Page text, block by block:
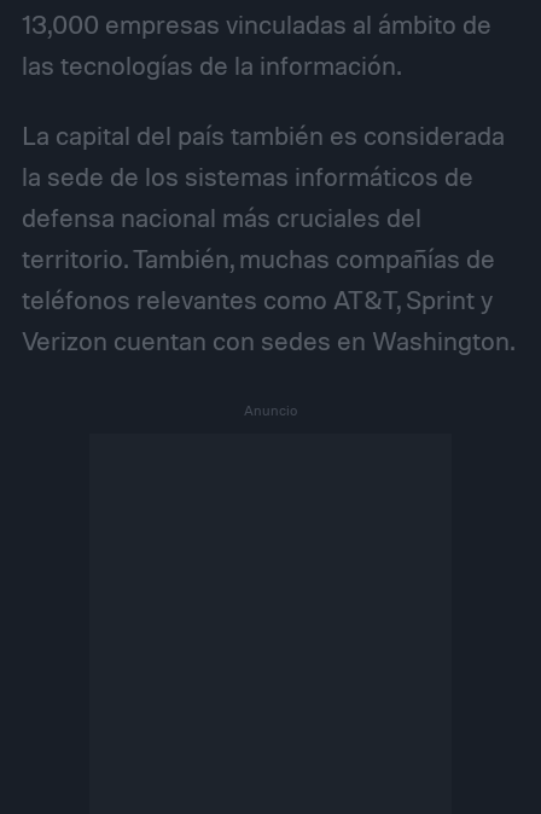
13,000 empresas vinculadas al ámbito de
las tecnologías de la información.
La capital del país también es considerada
la sede de los sistemas informáticos de
defensa nacional más cruciales del
territorio. También, muchas compañías de
teléfonos relevantes como AT&T, Sprint y
Verizon cuentan con sedes en Washington.